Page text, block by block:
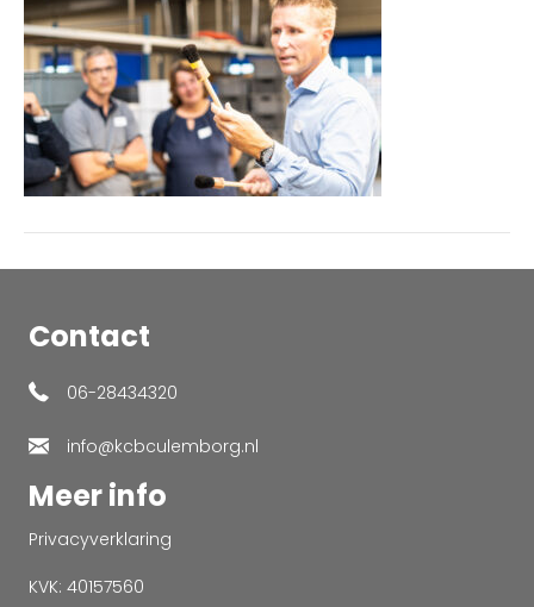
Contact
06-28434320
info@kcbculemborg.nl
Meer info
Privacyverklaring
KVK: 40157560